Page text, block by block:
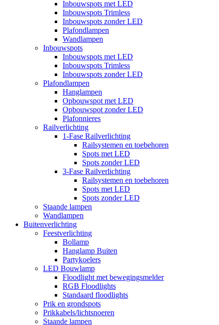
Inbouwspots met LED
Inbouwspots Trimless
Inbouwspots zonder LED
Plafondlampen
Wandlampen
Inbouwspots
Inbouwspots met LED
Inbouwspots Trimless
Inbouwspots zonder LED
Plafondlampen
Hanglampen
Opbouwspot met LED
Opbouwspot zonder LED
Plafonnieres
Railverlichting
1-Fase Railverlichting
Railsystemen en toebehoren
Spots met LED
Spots zonder LED
3-Fase Railverlichting
Railsystemen en toebehoren
Spots met LED
Spots zonder LED
Staande lampen
Wandlampen
Buitenverlichting
Feestverlichting
Bollamp
Hanglamp Buiten
Partykoelers
LED Bouwlamp
Floodlight met bewegingsmelder
RGB Floodlights
Standaard floodlights
Prik en grondspots
Prikkabels/lichtsnoeren
Staande lampen